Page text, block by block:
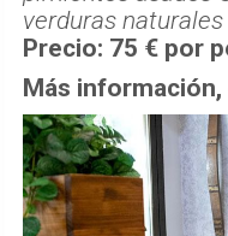
verduras
Precio: 75 € por
Más información,